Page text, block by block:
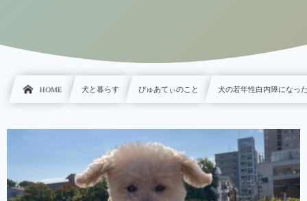
HOME 犬と暮らす ぴゅあてぃのこと 犬の若年性白内障になっ